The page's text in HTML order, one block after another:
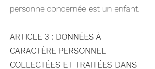
personne concernée est un enfant.
ARTICLE 3 : DONNÉES À
CARACTÈRE PERSONNEL
COLLECTÉES ET TRAITÉES DANS